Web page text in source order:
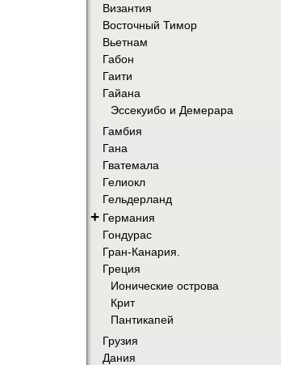
Византия
Восточный Тимор
Вьетнам
Габон
Гаити
Гайана
Эссекуибо и Демерара
Гамбия
Гана
Гватемала
Гелиокл
Гельдерланд
+ Германия
Гондурас
Гран-Канария.
Греция
Ионические острова
Крит
Пантикапей
Грузия
Дания